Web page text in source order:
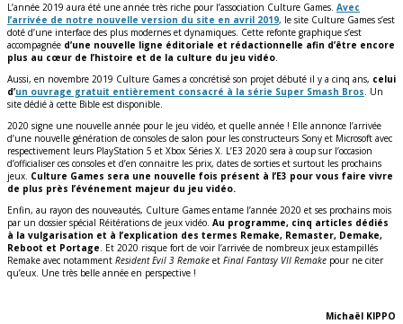
L’année 2019 aura été une année très riche pour l’association Culture Games. Avec
l’arrivée de notre nouvelle version du site en avril 2019, le site Culture Games s’est
doté d’une interface des plus modernes et dynamiques. Cette refonte graphique s’est
accompagnée d’une nouvelle ligne éditoriale et rédactionnelle afin d’être encore
plus au cœur de l’histoire et de la culture du jeu vidéo.
Aussi, en novembre 2019 Culture Games a concrétisé son projet débuté il y a cinq ans, celui
d’un ouvrage gratuit entièrement consacré à la série Super Smash Bros. Un
site dédié à cette Bible est disponible.
2020 signe une nouvelle année pour le jeu vidéo, et quelle année ! Elle annonce l’arrivée
d’une nouvelle génération de consoles de salon pour les constructeurs Sony et Microsoft avec
respectivement leurs PlayStation 5 et Xbox Séries X. L’E3 2020 sera à coup sur l’occasion
d’officialiser ces consoles et d’en connaitre les prix, dates de sorties et surtout les prochains
jeux. Culture Games sera une nouvelle fois présent à l’E3 pour vous faire vivre
de plus près l’événement majeur du jeu vidéo.
Enfin, au rayon des nouveautés, Culture Games entame l’année 2020 et ses prochains mois
par un dossier spécial Réitérations de jeux vidéo. Au programme, cinq articles dédiés
à la vulgarisation et à l’explication des termes Remake, Remaster, Demake,
Reboot et Portage. Et 2020 risque fort de voir l’arrivée de nombreux jeux estampillés
Remake avec notamment Resident Evil 3 Remake et Final Fantasy VII Remake pour ne citer
qu’eux. Une très belle année en perspective !
Michaël KIPPO